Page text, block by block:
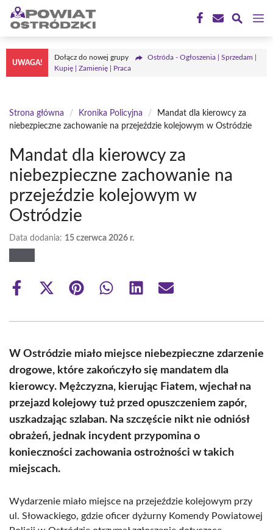
Przejdź
treści
UWAGA!
Dołącz do nowej grupy
Ostróda - Ogłoszenia | Sprzedam |
Kupię | Zamienię | Praca
Strona główna / Kronika Policyjna /
Mandat dla kierowcy za
niebezpieczne zachowanie na przejeździe kolejowym w Ostródzie
Mandat dla kierowcy za
niebezpieczne zachowanie na
przejeździe kolejowym w
Ostródzie
Data dodania: 15 czerwca 2026 r.
Share
Share
(Twitter)
Share Share Share Share
W Ostródzie miało miejsce niebezpieczne zdarzenie
drogowe, które zakończyło się mandatem dla
kierowcy. Mężczyzna, kierując Fiatem, wjechał na
przejazd kolejowy tuż przed opuszczeniem zapór,
uszkadzając szlaban. Na szczęście nikt nie odniósł
obrażeń, jednak incydent przypomina o
konieczności zachowania ostrożności w takich
miejscach.
Wydarzenie miało miejsce na przejeździe kolejowym przy
ul. Słowackiego, gdzie oficer dyżurny Komendy Powiatowej